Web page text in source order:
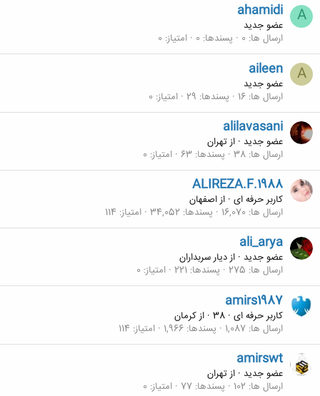
A
ahamidi
عضو جدید
ارسال ها 0 پسندها 0 امتیاز 0
A
aileen
عضو جدید
ارسال ها 16 پسندها 29 امتیاز 0
alilavasani
عضو جدید · ازتهران
ارسال ها 38 پسندها 63 امتیاز 0
ALIREZA.F.1988
کاربر حرفه ای · ازاصفهان
ارسال ها 16,070 پسندها 34,052 امتیاز 114
ali_arya
عضو جدید · ازدیار سربداران
ارسال ها 275 پسندها 221 امتیاز 0
amirs1987
کاربر حرفه ای ·
· ازکرمان
ارسال ها 1,087 پسندها 1,966 امتیاز 114
amirswt
عضو جدید · ازتهران
ارسال ها 102 پسندها 77 امتیاز 0